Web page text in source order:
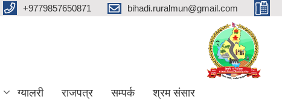
+9779857650871 bihadi.ruralmun@gmail.com
ग्यालरी राजपत्र सम्पर्क श्रम संसार